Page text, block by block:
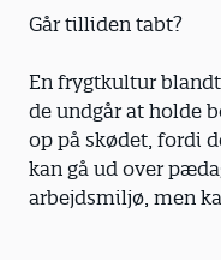
Går tilliden tabt?
En frygtkultur
de undgår at holde
op på skødet, fordi
kan gå ud over
arbejdsmiljø, men